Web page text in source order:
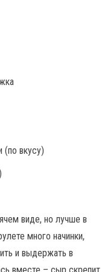
вкусу)
виде, но лучше в
много начинки,
и выдержать в